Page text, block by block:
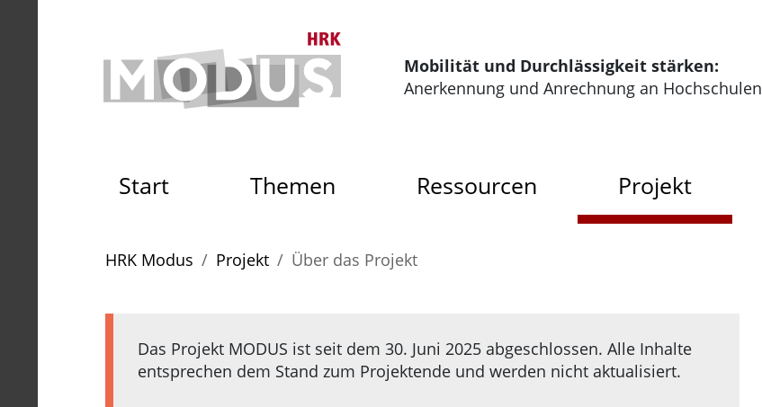
Mobilität und Durchlässigkeit stärken:
Anerkennung und Anrechnung an Hochschulen
Zur Startseite der HRK Modus
Start Themen Ressourcen Projekt
HRK Modus
Projekt Über das Projekt
Das Projekt MODUS ist seit dem 30. Juni 2025 abgeschlossen. Alle Inhalte
entsprechen dem Stand zum Projektende und werden nicht aktualisiert.